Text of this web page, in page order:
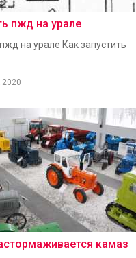
пжд на урале
на урале Как запустить
камаз